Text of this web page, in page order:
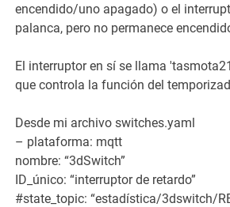
encendido/uno apagado) o el
palanca, pero no permanece
El interruptor en sí se llama
que controla la función del
Desde mi archivo switches.yaml
– plataforma: mqtt
nombre: “3dSwitch”
ID_único: “interruptor de retardo”
#state_topic: “estadística/3dswitch/